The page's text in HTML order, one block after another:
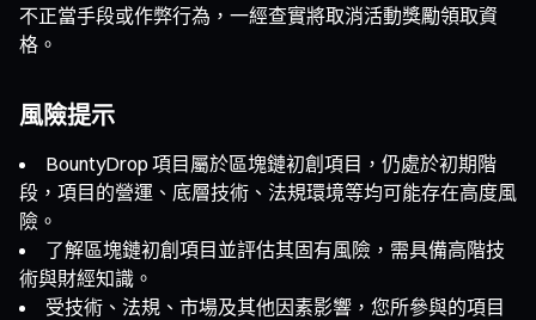
不正當手段或作弊行為，一經查實將取消活動獎勵領取資
格。
風險提示
BountyDrop 項目屬於區塊鏈初創項目，仍處於初期階
段，項目的營運、底層技術、法規環境等均可能存在高度風
險。
了解區塊鏈初創項目並評估其固有風險，需具備高階技
術與財經知識。
受技術、法規、市場及其他因素影響，您所參與的項目